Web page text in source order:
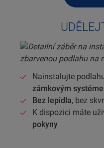
Nainstalujte
zámkovým
Bez lepidla, bez
K dispozici máte
pokyny